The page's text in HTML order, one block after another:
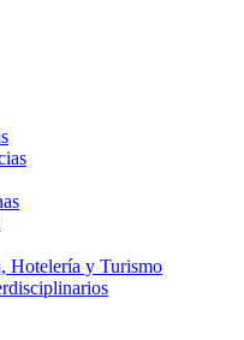
Hotelería y Turismo